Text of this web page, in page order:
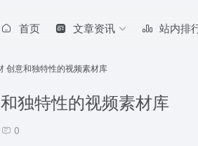
首页 文章资讯 站内排
创意和独特性的视频素材库
独特性的视频素材库
0